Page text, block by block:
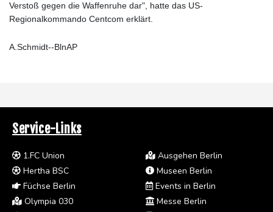
Verstoß gegen die Waffenruhe dar", hatte das US-
Regionalkommando Centcom erklärt.
A.Schmidt--BlnAP
Service-Links
1.FC Union
Hertha BSC
Füchse Berlin
Olympia 030
Ausgehen Berlin
Museen Berlin
Events in Berlin
Messe Berlin